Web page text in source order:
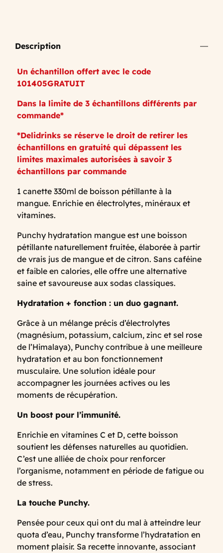
Description
Un échantillon offert avec le code
101405GRATUIT
Dans la limite de 3 échantillons différents par
commande*
*Delidrinks se réserve le droit de retirer les
échantillons en gratuité qui dépassent les
limites maximales autorisées à savoir 3
échantillons par commande
1 canette 330ml de boisson pétillante à la
mangue. Enrichie en électrolytes, minéraux et
vitamines.
Punchy hydratation mangue est une boisson
pétillante naturellement fruitée, élaborée à partir
de vrais jus de mangue et de citron. Sans caféine
et faible en calories, elle offre une alternative
saine et savoureuse aux sodas classiques.
Hydratation + fonction : un duo gagnant.
Grâce à un mélange précis d’électrolytes
(magnésium, potassium, calcium, zinc et sel rose
de l’Himalaya), Punchy contribue à une meilleure
hydratation et au bon fonctionnement
musculaire. Une solution idéale pour
accompagner les journées actives ou les
moments de récupération.
Un boost pour l’immunité.
Enrichie en vitamines C et D, cette boisson
soutient les défenses naturelles au quotidien.
C’est une alliée de choix pour renforcer
l’organisme, notamment en période de fatigue ou
de stress.
La touche Punchy.
Pensée pour ceux qui ont du mal à atteindre leur
quota d’eau, Punchy transforme l’hydratation en
moment plaisir. Sa recette innovante, associant